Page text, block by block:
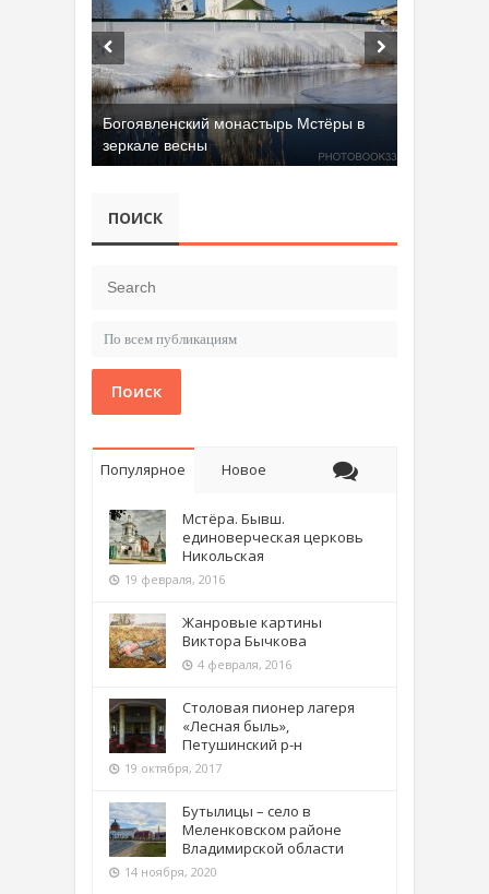
Богоявленский монастырь Мстёры в
зеркале весны
ПОИСК
Поиск
Популярное Новое
Мстёра. Бывш.
единоверческая церковь
Никольская
19 февраля, 2016
Жанровые картины
Виктора Бычкова
4 февраля, 2016
Столовая пионер лагеря
«Лесная быль»,
Петушинский р-н
19 октября, 2017
Бутылицы – село в
Меленковском районе
Владимирской области
14 ноября, 2020